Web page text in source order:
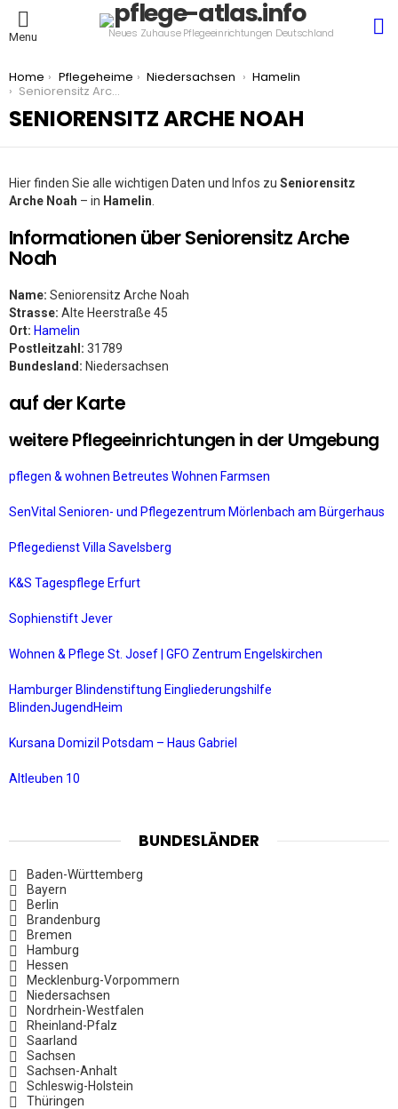
Menu Neues Zuhause Pflegeeinrichtungen Deutschland
You are here:
Home Pflegeheime Niedersachsen
Hamelin
Seniorensitz Arche Noah
SENIORENSITZ ARCHE NOAH
Hier finden Sie alle wichtigen Daten und Infos zu Seniorensitz
Arche Noah – in Hamelin
Informationen über Seniorensitz Arche
Noah
Name: Seniorensitz Arche Noah
Strasse: Alte Heerstraße 45
Ort: Hamelin
Postleitzahl: 31789
Bundesland: Niedersachsen
auf der Karte
weitere Pflegeeinrichtungen in der Umgebung
pflegen & wohnen Betreutes Wohnen Farmsen
SenVital Senioren- und Pflegezentrum Mörlenbach am Bürgerhaus
Pflegedienst Villa Savelsberg
K&S Tagespflege Erfurt
Sophienstift Jever
Wohnen & Pflege St. Josef | GFO Zentrum Engelskirchen
Hamburger Blindenstiftung Eingliederungshilfe
BlindenJugendHeim
Kursana Domizil Potsdam – Haus Gabriel
Altleuben 10
BUNDESLÄNDER
Baden-Württemberg
Bayern
Berlin
Brandenburg
Bremen
Hamburg
Hessen
Mecklenburg-Vorpommern
Niedersachsen
Nordrhein-Westfalen
Rheinland-Pfalz
Saarland
Sachsen
Sachsen-Anhalt
Schleswig-Holstein
Thüringen